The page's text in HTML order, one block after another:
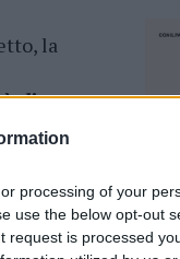
processing of your
use the below opt-out
request is processed
la
di
scorso,
ad
un
era
è stata